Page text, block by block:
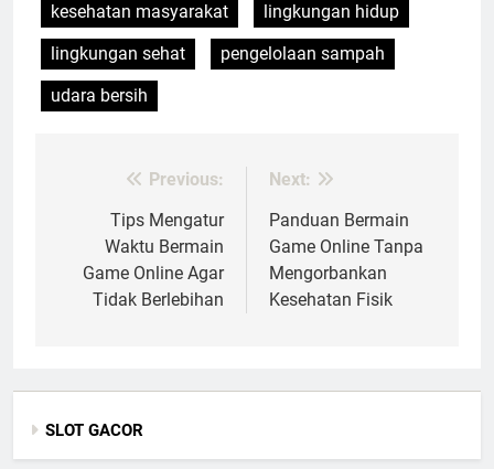
kesehatan masyarakat
lingkungan hidup
lingkungan sehat
pengelolaan sampah
udara bersih
navigation
Previous:
Tips Mengatur
Waktu Bermain
Game Online Agar
Tidak Berlebihan
Next:
Panduan Bermain
Game Online Tanpa
Mengorbankan
Kesehatan Fisik
SLOT GACOR